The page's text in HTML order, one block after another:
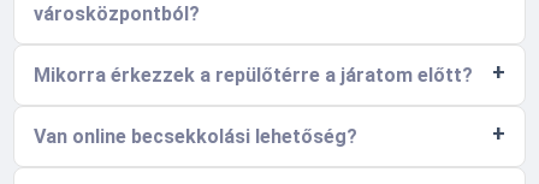
városközpontból?
Mikorra érkezzek a repülőtérre a járatom előtt?
Van online becsekkolási lehetőség?